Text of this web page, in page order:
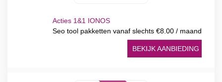
Acties 1&1 IONOS
Seo tool pakketten vanaf slechts €8.00 / maand
BEKIJK AANBIEDING